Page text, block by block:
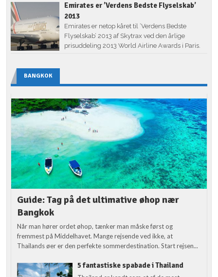
Emirates er ’Verdens Bedste Flyselskab’
2013
Emirates er netop kåret til ’Verdens Bedste
Flyselskab’ 2013 af Skytrax ved den årlige
prisuddeling 2013 World Airline Awards i Paris.
BANGKOK
Guide: Tag på det ultimative øhop nær
Bangkok
Når man hører ordet øhop, tænker man måske først og
fremmest på Middelhavet. Mange rejsende ved ikke, at
Thailands øer er den perfekte sommerdestination. Start rejsen...
5 fantastiske spabade i Thailand